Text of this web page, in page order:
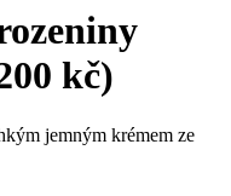
kč)
jemným krémem ze